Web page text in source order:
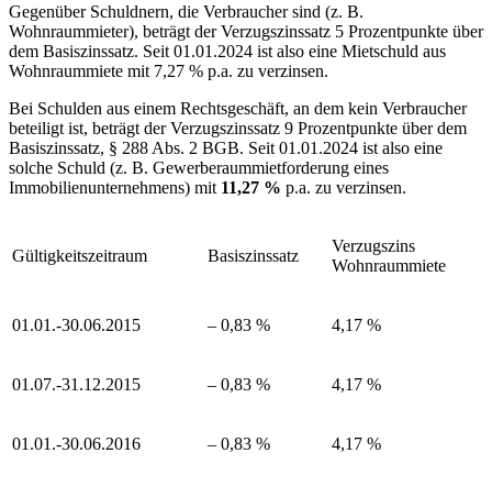
Gegenüber Schuldnern, die Verbraucher sind (z. B.
Wohnraummieter), beträgt der Verzugszinssatz 5 Prozentpunkte über
dem Basiszinssatz. Seit 01.01.2024 ist also eine Mietschuld aus
Wohnraummiete mit 7,27 % p.a. zu verzinsen.
Bei Schulden aus einem Rechtsgeschäft, an dem kein Verbraucher
beteiligt ist, beträgt der Verzugszinssatz 9 Prozentpunkte über dem
Basiszinssatz, § 288 Abs. 2 BGB. Seit 01.01.2024 ist also eine
solche Schuld (z. B. Gewerberaummietforderung eines
Immobilienunternehmens) mit 11,27 % p.a. zu verzinsen.
Gültigkeitszeitraum Basiszinssatz
Verzugszins
Wohnraummiete
01.01.-30.06.2015 – 0,83 % 4,17 %
01.07.-31.12.2015 – 0,83 % 4,17 %
01.01.-30.06.2016 – 0,83 % 4,17 %